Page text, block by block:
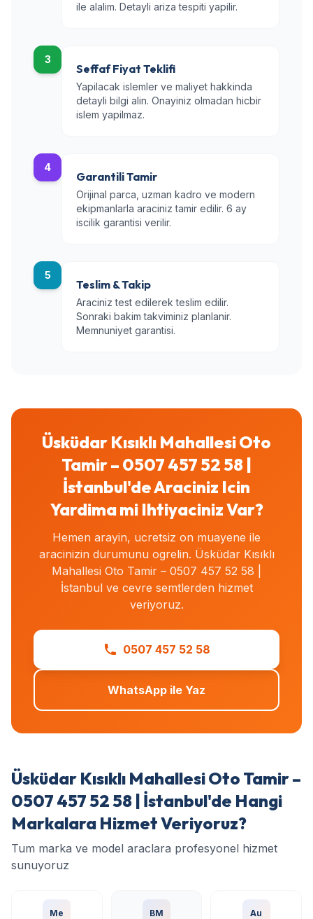
ile alalim. Detayli ariza tespiti yapilir.
3
Seffaf Fiyat Teklifi
Yapilacak islemler ve maliyet hakkinda
detayli bilgi alin. Onayiniz olmadan hicbir
islem yapilmaz.
4
Garantili Tamir
Orijinal parca, uzman kadro ve modern
ekipmanlarla araciniz tamir edilir. 6 ay
iscilik garantisi verilir.
5
Teslim & Takip
Araciniz test edilerek teslim edilir.
Sonraki bakim takviminiz planlanir.
Memnuniyet garantisi.
Üsküdar Kısıklı Mahallesi Oto
Tamir – 0507 457 52 58 |
İstanbul'de Araciniz Icin
Yardima mi Ihtiyaciniz Var?
Hemen arayin, ucretsiz on muayene ile
aracinizin durumunu ogrelin. Üsküdar Kısıklı
Mahallesi Oto Tamir – 0507 457 52 58 |
İstanbul ve cevre semtlerden hizmet
veriyoruz.
0507 457 52 58
WhatsApp ile Yaz
Üsküdar Kısıklı Mahallesi Oto Tamir –
0507 457 52 58 | İstanbul'de Hangi
Markalara Hizmet Veriyoruz?
Tum marka ve model araclara profesyonel hizmet
sunuyoruz
Me BM Au